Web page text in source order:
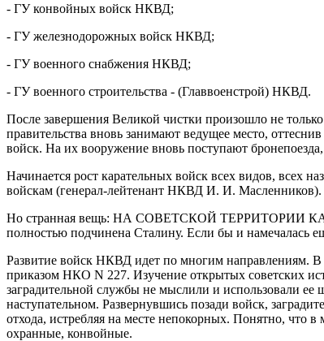
- ГУ конвойных войск НКВД;
- ГУ железнодорожных войск НКВД;
- ГУ военного снабжения НКВД;
- ГУ военного строительства - (Главвоенстрой) НКВД.
После завершения Великой чистки произошло не
правительства вновь занимают ведущее место,
войск. На их вооружение вновь поступают
Начинается рост карательных войск всех видов, всех
войскам (генерал-лейтенант НКВД И. И. Масленников).
Но странная вещь: НА СОВЕТСКОЙ ТЕРРИТОРИИ
полностью подчинена Сталину. Если бы и намечалась
Развитие войск НКВД идет по многим направлениям. В
приказом НКО N 227. Изучение открытых советских
заградительной службы не мыслили и использовали
наступательном. Развернувшись позади войск,
отхода, истребляя на месте непокорных. Понятно, что
охранные, конвойные.